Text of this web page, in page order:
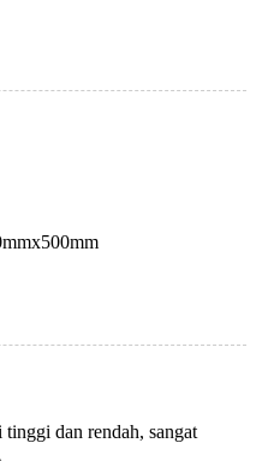
dan rendah, sangat